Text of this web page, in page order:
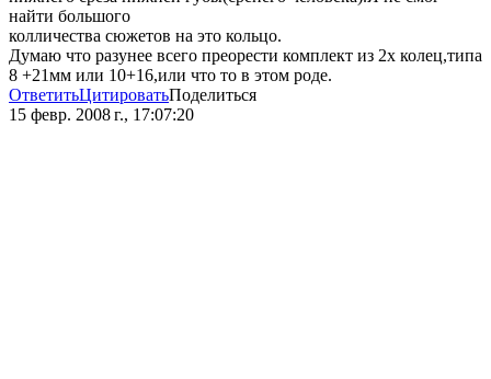
найти большого
колличества сюжетов на это кольцо.
Думаю что разунее всего преорести комплект из 2х колец,типа
8 +21мм или 10+16,или что то в этом роде.
ОтветитьЦитироватьПоделиться
15 февр. 2008 г., 17:07:20